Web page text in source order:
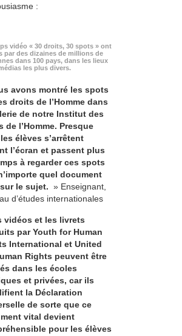
:
vidéo « 30 droits, 30 spots » ont
par des dizaines de millions de
dans 100 pays, dans les lieux
les plus divers.
avons montré les spots
droits de l’Homme dans
de notre Institut des
de l’Homme. Presque
élèves s’arrêtent
l’écran et passent plus
à regarder ces spots
quel document
le sujet. » Enseignant,
d’études internationales
vidéos et les livrets
par Youth for Human
International et United
Rights peuvent être
dans les écoles
et privées, car ils
la Déclaration
de sorte que ce
vital devient
pour les élèves